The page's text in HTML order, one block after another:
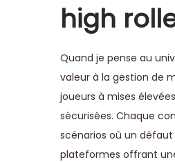
high
Quand je pense au
valeur à la gestion de
joueurs à mises
sécurisées. Chaque
scénarios où un
plateformes offrant